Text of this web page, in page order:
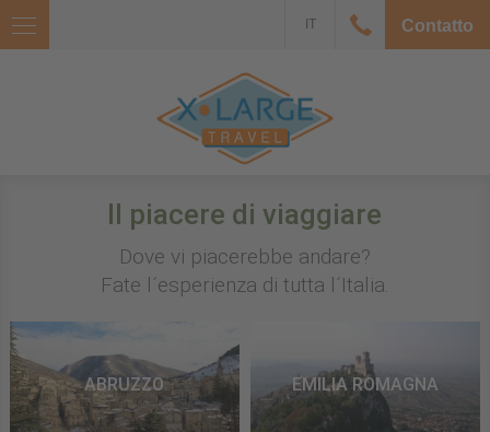
Contatto
IT
Il piacere di viaggiare
Dove vi piacerebbe andare?
Fate l´esperienza di tutta l´Italia.
ABRUZZO EMILIA ROMAGNA